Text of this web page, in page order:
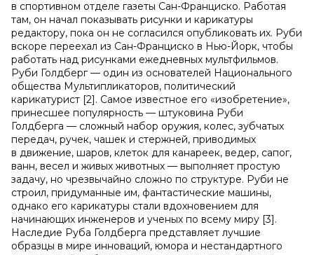
в спортивном отделе газеты Сан-Франциско. Работая
там, он начал показывать рисунки и карикатуры
редактору, пока он не согласился опубликовать их. Руби
вскоре переехал из Сан-Франциско в Нью-Йорк, чтобы
работать над рисунками ежедневных мультфильмов.
Руби Голдберг — один из основателей Национального
общества Мультипликаторов, политический
карикатурист [2]. Самое известное его «изобретение»,
принесшее популярность — штуковина Руби
Голдберга — сложный набор оружия, колес, зубчатых
передач, ручек, чашек и стержней, приводимых
в движение, шаров, клеток для канареек, ведер, сапог,
ванн, весел и живых животных — выполняет простую
задачу, но чрезвычайно сложно по структуре. Руби не
строил, придуманные им, фантастические машины,
однако его карикатуры стали вдохновением для
начинающих инженеров и ученых по всему миру [3].
Наследие Руба Голдберга представляет лучшие
образцы в мире инноваций, юмора и нестандартного